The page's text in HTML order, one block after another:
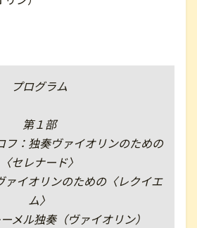
プログラム
第１部
フ：独奏ヴァイオリンのための
〈セレナード〉
ァイオリンのための〈レクイエ
ム〉
メル独奏（ヴァイオリン）